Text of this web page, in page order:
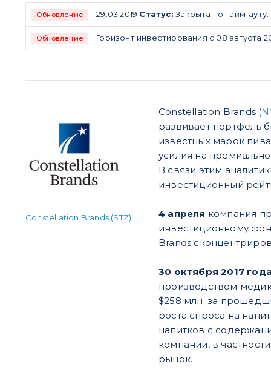
Обновление 29.03.2019 Статус: Закрыта по тайм-ауту.
Обновление Горизонт инвестирования с 08 августа
Constellation Brands (STZ)
Constellation Brands (
развивает портфель
известных марок
усилия на
В связи этим
инвестиционный
4 апреля компания
инвестиционному
Brands
30 октября 2017
производством
$258 млн. за
роста спроса на
напитков с
компании, в
рынок.